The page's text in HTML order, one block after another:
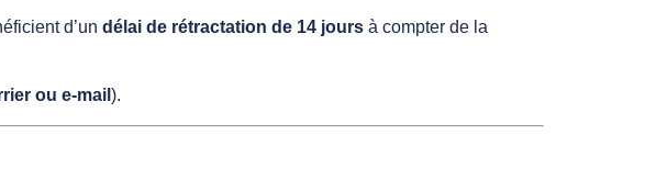
d’un délai de rétractation de 14 jours à compter de la
ou e-mail ).